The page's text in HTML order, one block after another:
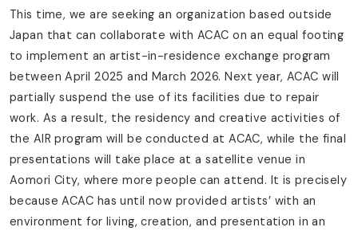
This time, we are seeking an organization based outside
Japan that can collaborate with ACAC on an equal footing
to implement an artist-in-residence exchange program
between April 2025 and March 2026. Next year, ACAC will
partially suspend the use of its facilities due to repair
work. As a result, the residency and creative activities of
the AIR program will be conducted at ACAC, while the final
presentations will take place at a satellite venue in
Aomori City, where more people can attend. It is precisely
because ACAC has until now provided artists’ with an
environment for living, creation, and presentation in an